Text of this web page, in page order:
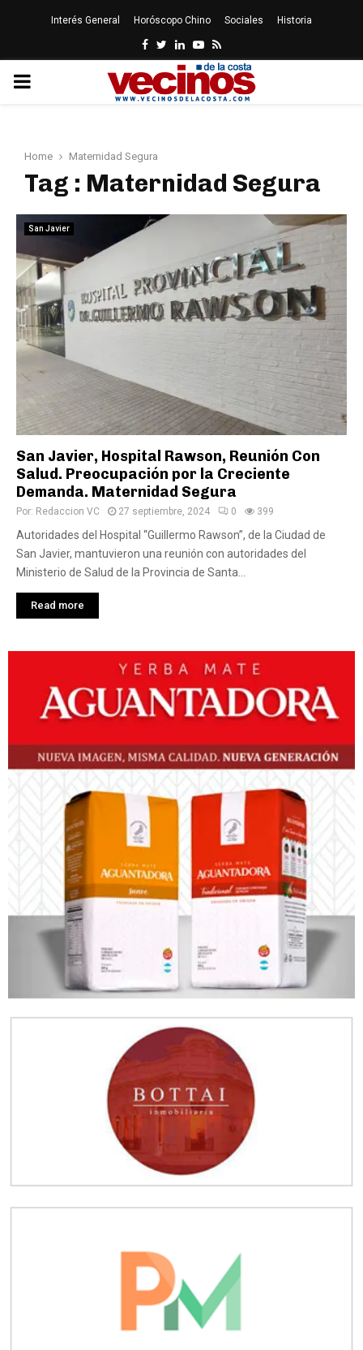
Interés General Horóscopo Chino Sociales Historia
Facebook
Twitter
LinkedinYoutube
Rss
PRIMARY
Home Maternidad Segura
Tag : Maternidad Segura
San Javier
San Javier, Hospital Rawson, Reunión Con
Salud. Preocupación por la Creciente
Demanda. Maternidad Segura
Por: Redaccion VC 27 septiembre, 2024 0 399
Autoridades del Hospital “Guillermo Rawson”, de la Ciudad de
San Javier, mantuvieron una reunión con autoridades del
Ministerio de Salud de la Provincia de Santa...
Read more